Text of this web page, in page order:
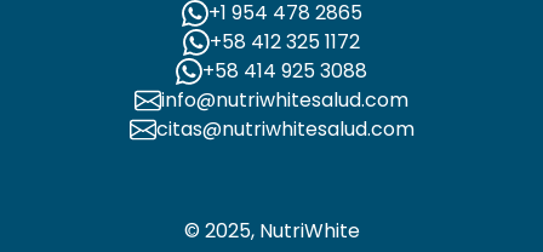
+1 954 478 2865
+58 412 325 1172
+58 414 925 3088
info@nutriwhitesalud.com
citas@nutriwhitesalud.com
© 2025, NutriWhite